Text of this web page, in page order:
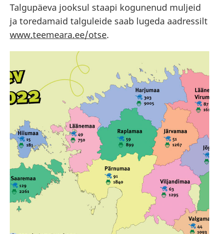
Talgupäeva jooksul staapi kogunenud muljeid
ja toredamaid talguleide saab lugeda aadressilt
www.teemeara.ee/otse.